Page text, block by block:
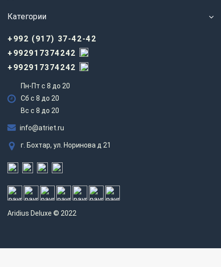
Категории
+992 (917) 37-42-42
+992917374242
+992917374242
Пн-Пт с 8 до 20
Сб с 8 до 20
Вс c 8 до 20
info@atriet.ru
г. Бохтар, ул. Норинова д 21
Aridius Deluxe © 2022